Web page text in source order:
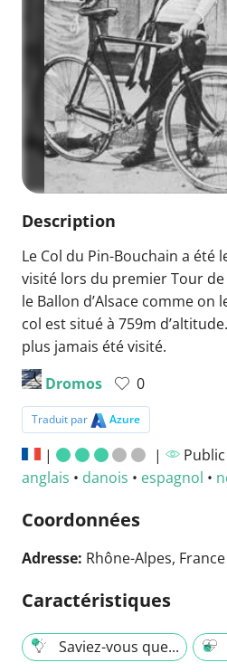
Description
Le Col du Pin-Bouchain a été
visité lors du premier Tour de
le Ballon d’Alsace comme on
col est situé à 759m
plus jamais été visité.
Dromos
0
Traduit par Azure
| |
anglais • danois • espagnol •
Coordonnées
Adresse: Rhône-Alpes, France
Caractéristiques
Saviez-vous que...